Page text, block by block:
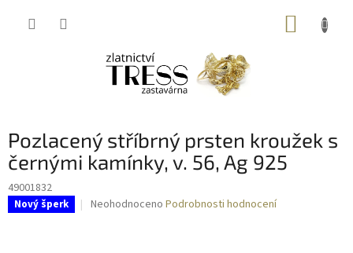
Pozlacený stříbrný prsten kroužek s
černými kamínky, v. 56, Ag 925
49001832
Nový šperk
Průměrné
Neohodnoceno Podrobnosti hodnocení